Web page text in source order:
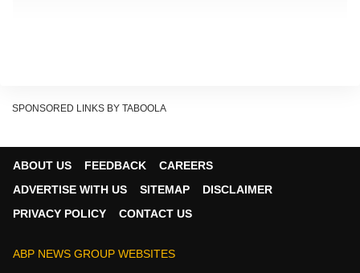
मुताबिक टीएमसी के बागी सांसदों को एनडीए का समर्थन भी मिलेगा,
SPONSORED LINKS BY TABOOLA
ABOUT US FEEDBACK
CAREERS
ADVERTISE WITH US
SITEMAP
DISCLAIMER
PRIVACY POLICY
CONTACT US
ABP NEWS GROUP WEBSITES